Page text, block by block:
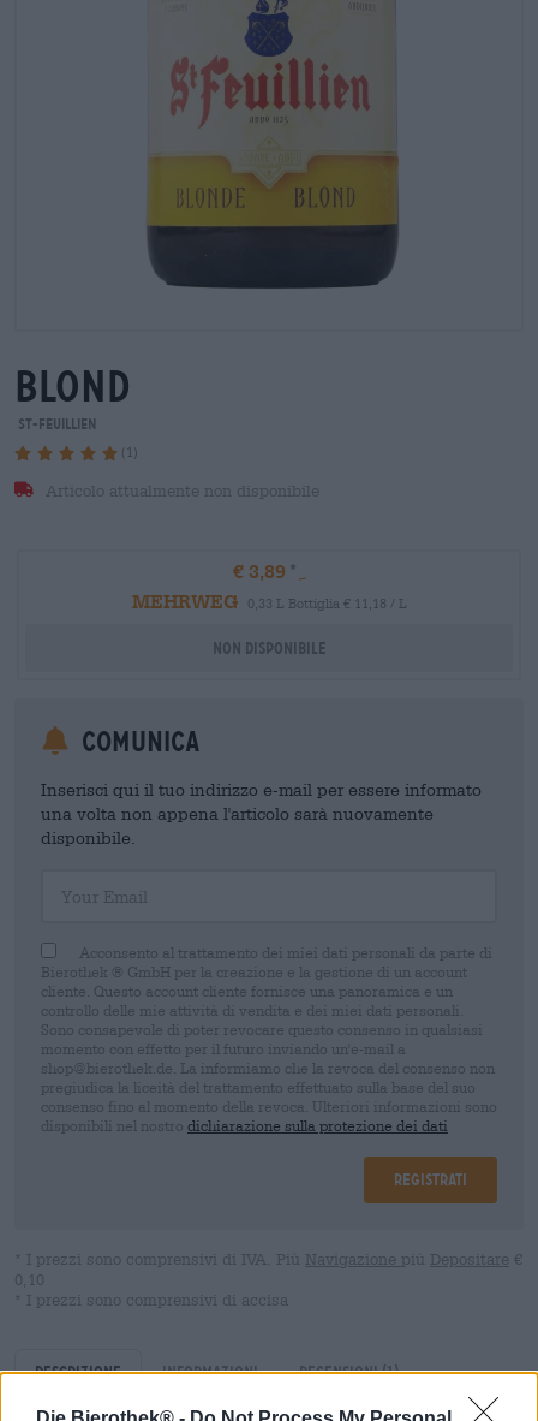
blond
St-Feuillien
(1)
Articolo attualmente non disponibile
€ 3,89
MEHRWEG
0,33 L Bottiglia € 11,18 / L
Non disponibile
Comunica
Inserisci qui il tuo indirizzo e-mail per essere informato
una volta non appena l'articolo sarà nuovamente
disponibile.
Acconsento al trattamento dei miei dati personali da parte di
Bierothek ® GmbH per la creazione e la gestione di un account
cliente. Questo account cliente fornisce una panoramica e un
controllo delle mie attività di vendita e dei miei dati personali.
Sono consapevole di poter revocare questo consenso in qualsiasi
momento con effetto per il futuro inviando un'e-mail a
shop@bierothek.de. La informiamo che la revoca del consenso non
pregiudica la liceità del trattamento effettuato sulla base del suo
consenso fino al momento della revoca. Ulteriori informazioni sono
disponibili nel nostro dichiarazione sulla protezione dei dati
Registrati
* I prezzi sono comprensivi di IVA. Più Navigazione più Depositare €
0,10
* I prezzi sono comprensivi di accisa
Descrizione Informazioni Recensioni(1)